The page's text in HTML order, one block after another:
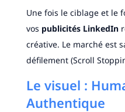
Une fois le ciblage et le
vos publicités LinkedIn
créative. Le marché est
défilement (Scroll
Le visuel :
Authentique